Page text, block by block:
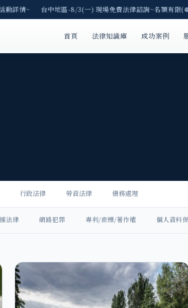
情~ 台中地區-8/3(一) 現場免費法律諮詢~名額有限
首頁 法律知識庫 成功案例
行政法律 勞資法律 債務處理
法律 網路犯罪 專利/商標/著作權 個人資料